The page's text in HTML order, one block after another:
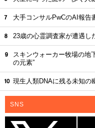
大手コンサルPwCのAI報告
23歳の心霊調査家が遭遇し
スキンウォーカー牧場の地
の元素”
現生人類DNAに残る未知の
SNS